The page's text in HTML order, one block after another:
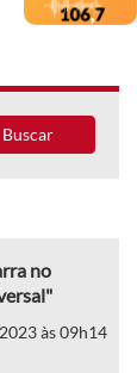
Buscar
no
às 09h14